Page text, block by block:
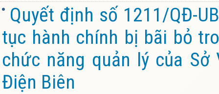
Quyết định số 1211/QĐ-
tục hành chính bị bãi bỏ
chức năng quản lý của
Điện Biên